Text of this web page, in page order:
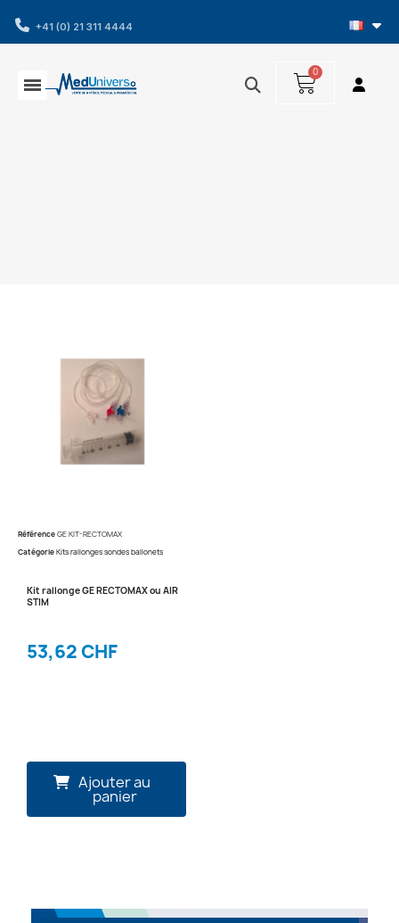
+41 (0) 21 311 4444
RéférenceGE KIT-RECTOMAX
CatégorieKits rallonges sondes ballonets
Kit rallonge GE RECTOMAX ou AIR
STIM
53,62 CHF
Ajouter au
panier